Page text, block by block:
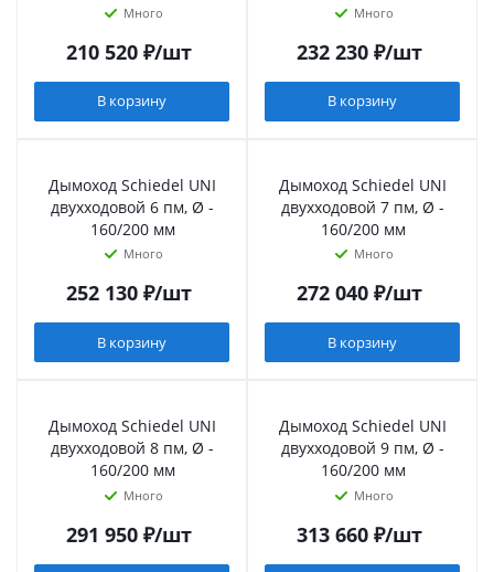
Много
210 520₽/шт
В корзину
Много
232 230₽/шт
В корзину
Дымоход Schiedel UNI
двухходовой 6 пм, Ø -
160/200 мм
Много
252 130₽/шт
В корзину
Дымоход Schiedel UNI
двухходовой 7 пм, Ø -
160/200 мм
Много
272 040₽/шт
В корзину
Дымоход Schiedel UNI
двухходовой 8 пм, Ø -
160/200 мм
Много
291 950₽/шт
Дымоход Schiedel UNI
двухходовой 9 пм, Ø -
160/200 мм
Много
313 660₽/шт